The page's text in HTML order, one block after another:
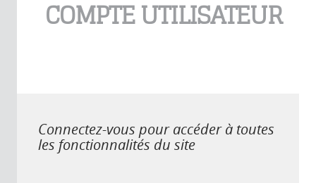
COMPTE UTILISATEUR
Connectez-vous pour accéder à toutes
les fonctionnalités du site